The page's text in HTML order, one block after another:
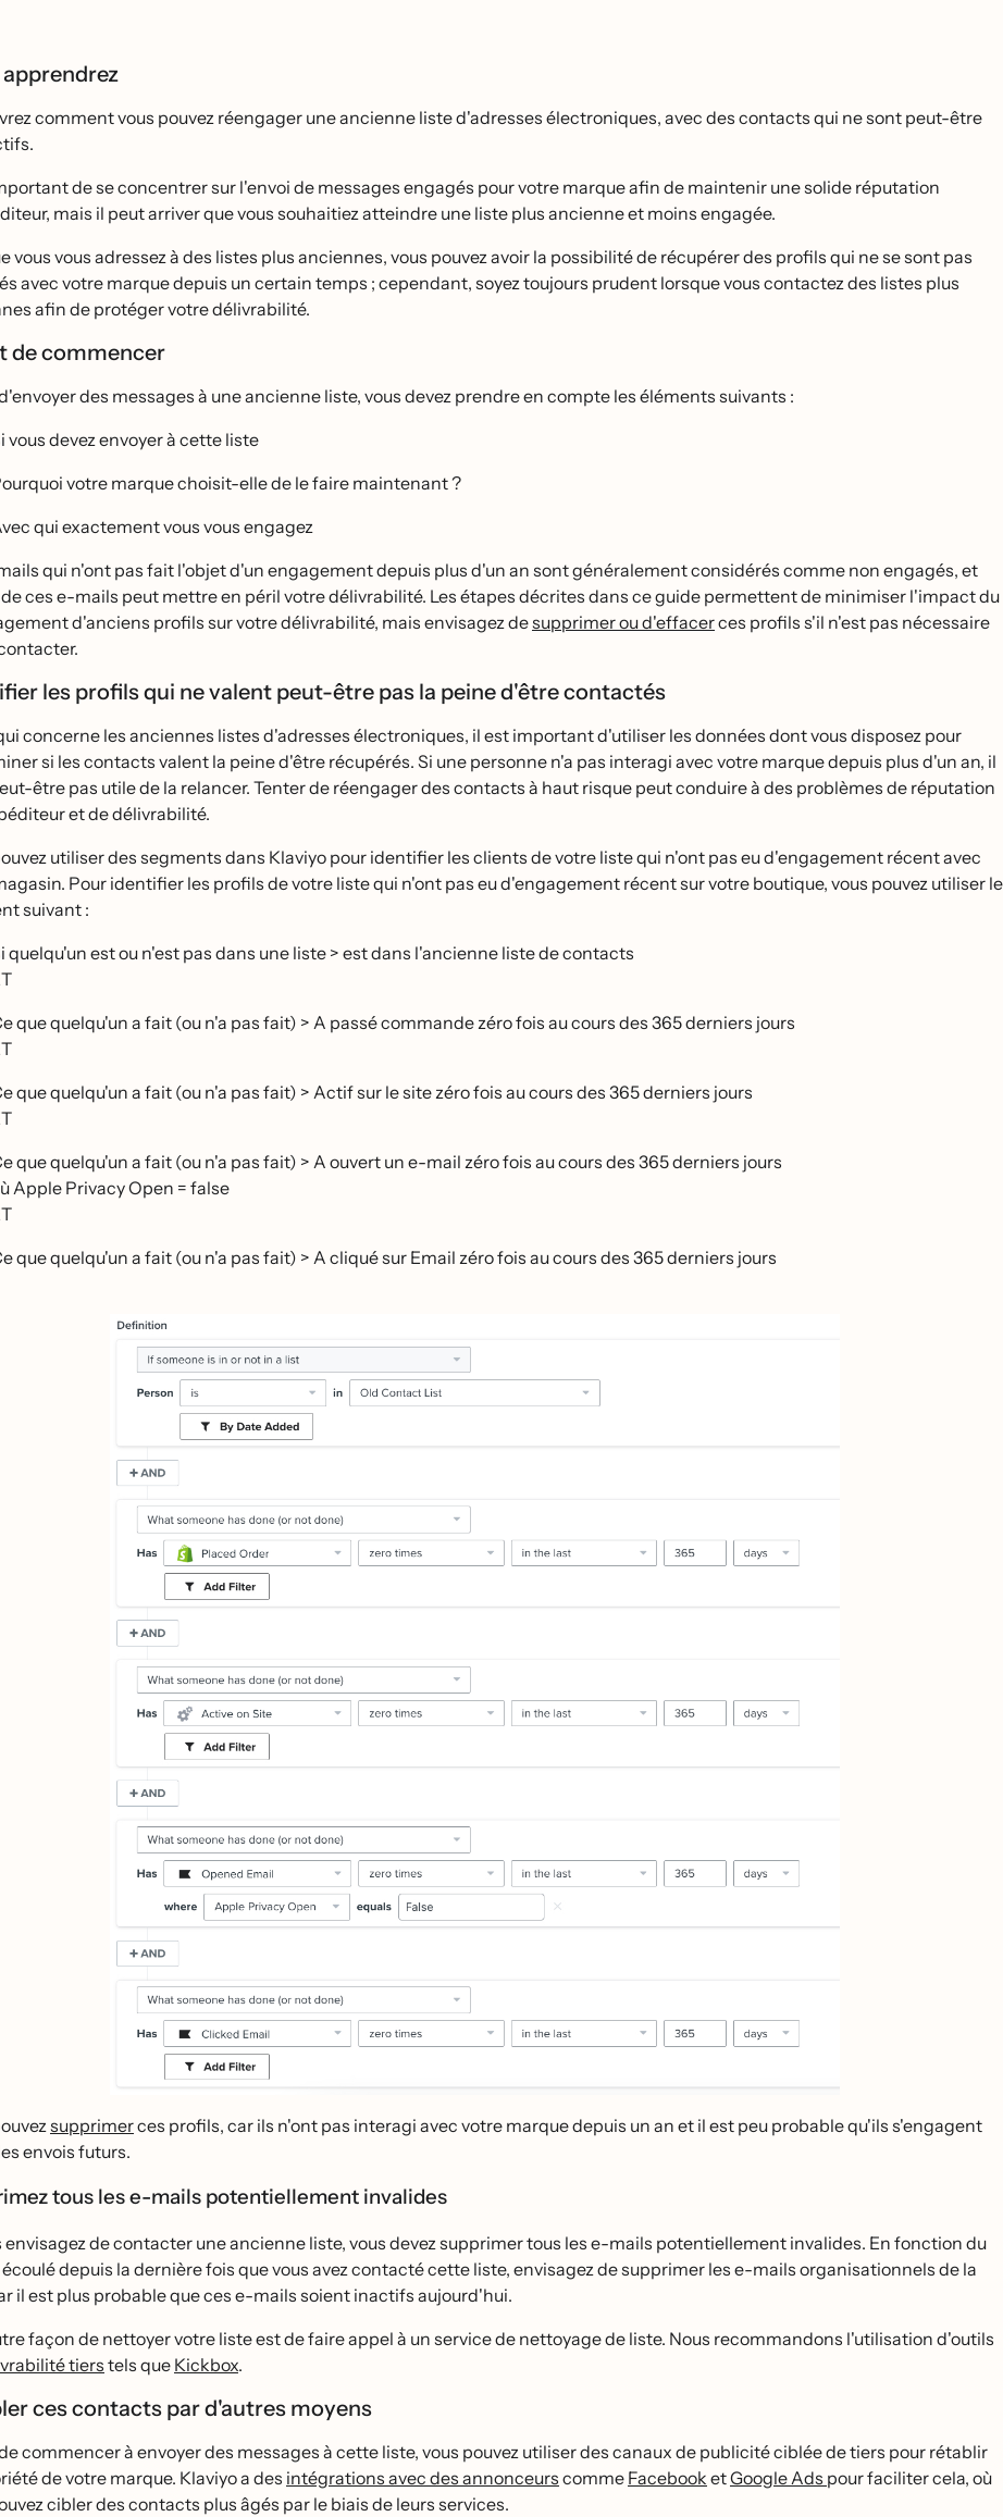
comment vous pouvez réengager une ancienne liste d'adresses électroniques, avec des contacts qui ne sont peut-être
de se concentrer sur l'envoi de messages engagés pour votre marque afin de maintenir une solide réputation
mais il peut arriver que vous souhaitiez atteindre une liste plus ancienne et moins engagée.
vous vous adressez à des listes plus anciennes, vous pouvez avoir la possibilité de récupérer des profils qui ne se sont pas
avec votre marque depuis un certain temps ; cependant, soyez toujours prudent lorsque vous contactez des listes plus
afin de protéger votre délivrabilité.
de commencer
des messages à une ancienne liste, vous devez prendre en compte les éléments suivants :
vous devez envoyer à cette liste
votre marque choisit-elle de le faire maintenant ?
qui exactement vous vous engagez
qui n'ont pas fait l'objet d'un engagement depuis plus d'un an sont généralement considérés comme non engagés, et
ces e-mails peut mettre en péril votre délivrabilité. Les étapes décrites dans ce guide permettent de minimiser l'impact du
d'anciens profils sur votre délivrabilité, mais envisagez desupprimer ou d'effacerces profils s'il n'est pas nécessaire
les profils qui ne valent peut-être pas la peine d'être contactés
concerne les anciennes listes d'adresses électroniques, il est important d'utiliser les données dont vous disposez pour
si les contacts valent la peine d'être récupérés. Si une personne n'a pas interagi avec votre marque depuis plus d'un an, il
être pas utile de la relancer. Tenter de réengager des contacts à haut risque peut conduire à des problèmes de réputation
et de délivrabilité.
utiliser des segments dans Klaviyo pour identifier les clients de votre liste qui n'ont pas eu d'engagement récent avec
Pour identifier les profils de votre liste qui n'ont pas eu d'engagement récent sur votre boutique, vous pouvez utiliser le
suivant :
quelqu'un est ou n'est pas dans une liste > est dans l'ancienne liste de contacts
que quelqu'un a fait (ou n'a pas fait) > A passé commande zéro fois au cours des 365 derniers jours
que quelqu'un a fait (ou n'a pas fait) > Actif sur le site zéro fois au cours des 365 derniers jours
que quelqu'un a fait (ou n'a pas fait) > A ouvert un e-mail zéro fois au cours des 365 derniers jours
Apple Privacy Open = false
que quelqu'un a fait (ou n'a pas fait) > A cliqué sur Email zéro fois au cours des 365 derniers jours
supprimerces profils, car ils n'ont pas interagi avec votre marque depuis un an et il est peu probable qu'ils s'engagent
envois futurs.
tous les e-mails potentiellement invalides
envisagez de contacter une ancienne liste, vous devez supprimer tous les e-mails potentiellement invalides. En fonction du
depuis la dernière fois que vous avez contacté cette liste, envisagez de supprimer les e-mails organisationnels de la
il est plus probable que ces e-mails soient inactifs aujourd'hui.
façon de nettoyer votre liste est de faire appel à un service de nettoyage de liste. Nous recommandons l'utilisation d'outils
tiers tels que Kickbox.
ces contacts par d'autres moyens
commencer à envoyer des messages à cette liste, vous pouvez utiliser des canaux de publicité ciblée de tiers pour rétablir
de votre marque. Klaviyo a des intégrations avec des annonceurs comme Facebook etGoogle Ads pour faciliter cela, où
cibler des contacts plus âgés par le biais de leurs services.